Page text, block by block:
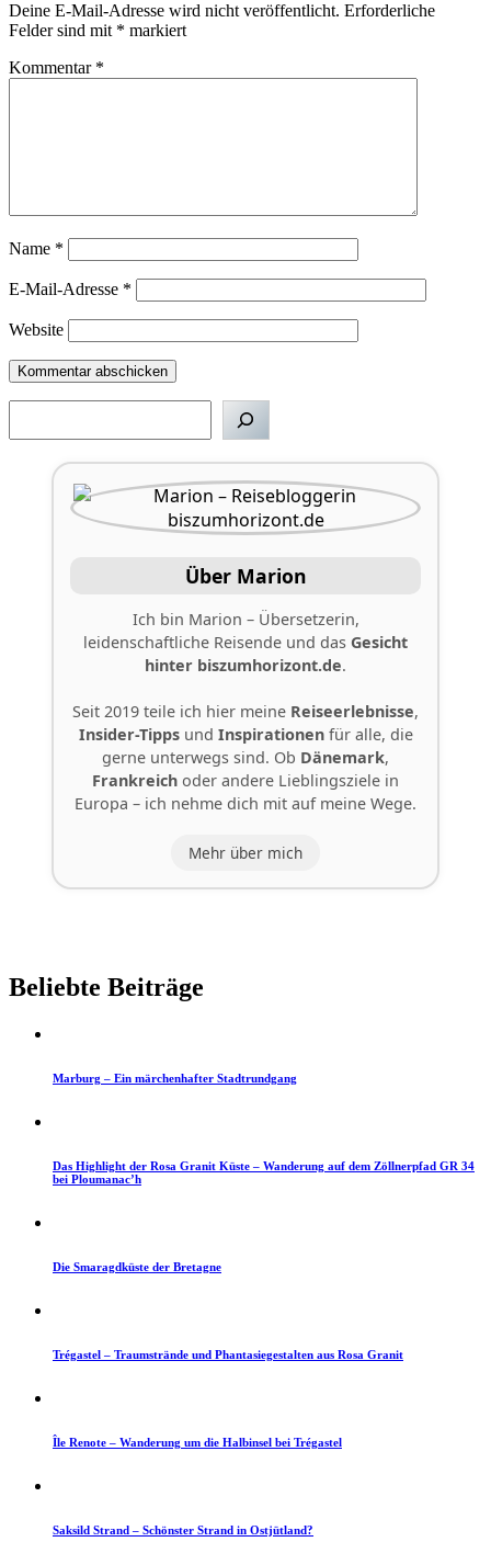
Deine E-Mail-Adresse wird nicht veröffentlicht. Erforderliche
Felder sind mit * markiert
Kommentar *
Name *
E-Mail-Adresse *
Website
Über Marion
Ich bin Marion – Übersetzerin,
leidenschaftliche Reisende und das Gesicht
hinter biszumhorizont.de.
Seit 2019 teile ich hier meine Reiseerlebnisse,
Insider-Tippsund Inspirationenfür alle, die
gerne unterwegs sind. Ob Dänemark,
Frankreich oder andere Lieblingsziele in
Europa – ich nehme dich mit auf meine Wege.
Mehr über mich
Beliebte Beiträge
Marburg – Ein märchenhafter Stadtrundgang
Das Highlight der Rosa Granit Küste – Wanderung auf dem Zöllnerpfad GR 34
bei Ploumanac’h
Die Smaragdküste der Bretagne
Trégastel – Traumstrände und Phantasiegestalten aus Rosa Granit
Île Renote – Wanderung um die Halbinsel bei Trégastel
Saksild Strand – Schönster Strand in Ostjütland?